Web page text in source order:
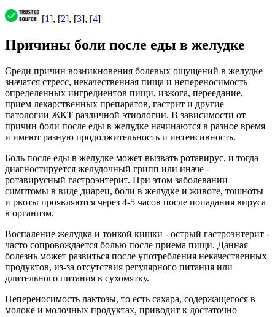
[1], [2], [3], [4]
Причины боли после еды в желудке
Среди причин возникновения болевых ощущений в желудке
значатся стресс, некачественная пища и непереносимость
определенных ингредиентов пищи, изжога, переедание,
прием лекарственных препаратов, гастрит и другие
патологии ЖКТ различной этиологии. В зависимости от
причин боли после еды в желудке начинаются в разное время
и имеют разную продолжительность и интенсивность.
Боль после еды в желудке может вызвать ротавирус, и тогда
диагностируется желудочный грипп или иначе -
ротавирусный гастроэнтерит. При этом заболевании
симптомы в виде диареи, боли в желудке и животе, тошноты
и рвоты проявляются через 4-5 часов после попадания вируса
в организм.
Воспаление желудка и тонкой кишки - острый гастроэнтерит -
часто сопровождается болью после приема пищи. Данная
болезнь может развиться после употребления некачественных
продуктов, из-за отсутствия регулярного питания или
длительного питания в сухомятку.
Непереносимость лактозы, то есть сахара, содержащегося в
молоке и молочных продуктах, приводит к достаточно